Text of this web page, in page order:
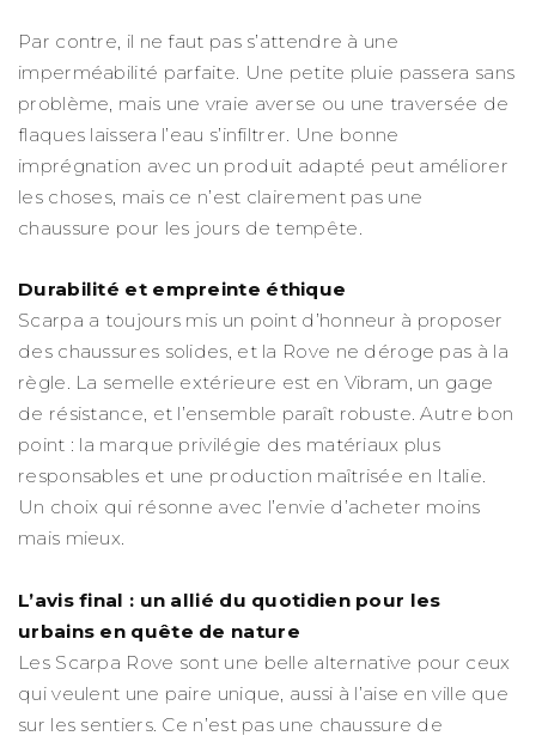
Par contre, il ne faut pas s’attendre à une
imperméabilité parfaite. Une petite pluie passera sans
problème, mais une vraie averse ou une traversée de
flaques laissera l’eau s’infiltrer. Une bonne
imprégnation avec un produit adapté peut améliorer
les choses, mais ce n’est clairement pas une
chaussure pour les jours de tempête.
Durabilité et empreinte éthique
Scarpa a toujours mis un point d’honneur à proposer
des chaussures solides, et la Rove ne déroge pas à la
règle. La semelle extérieure est en Vibram, un gage
de résistance, et l’ensemble paraît robuste. Autre bon
point : la marque privilégie des matériaux plus
responsables et une production maîtrisée en Italie.
Un choix qui résonne avec l’envie d’acheter moins
mais mieux.
L’avis final : un allié du quotidien pour les
urbains en quête de nature
Les Scarpa Rove sont une belle alternative pour ceux
qui veulent une paire unique, aussi à l’aise en ville que
sur les sentiers. Ce n’est pas une chaussure de